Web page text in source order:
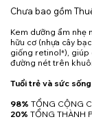
Chưa bao gồm
Kem dưỡng ẩm nhẹ
hữu cơ (nhựa cây
giống retinol*), giúp
đường nét trên
Tuổi trẻ và sức
98% TỔNG CỘNG
20% TỔNG THÀNH